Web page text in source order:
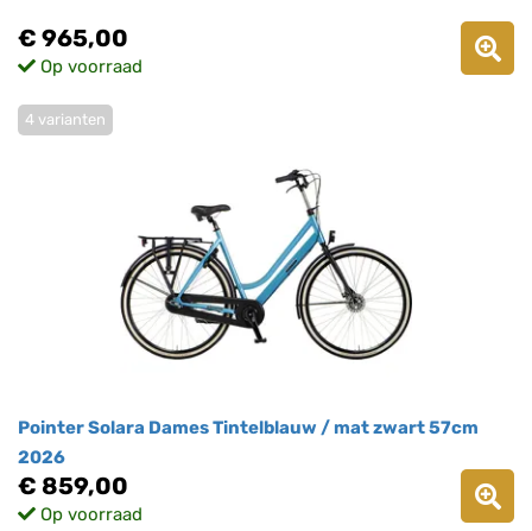
€ 965,00
Op voorraad
Pointer Solara Dames Tintelblauw / mat zwart 57cm
2026
4 varianten
€ 859,00
Op voorraad